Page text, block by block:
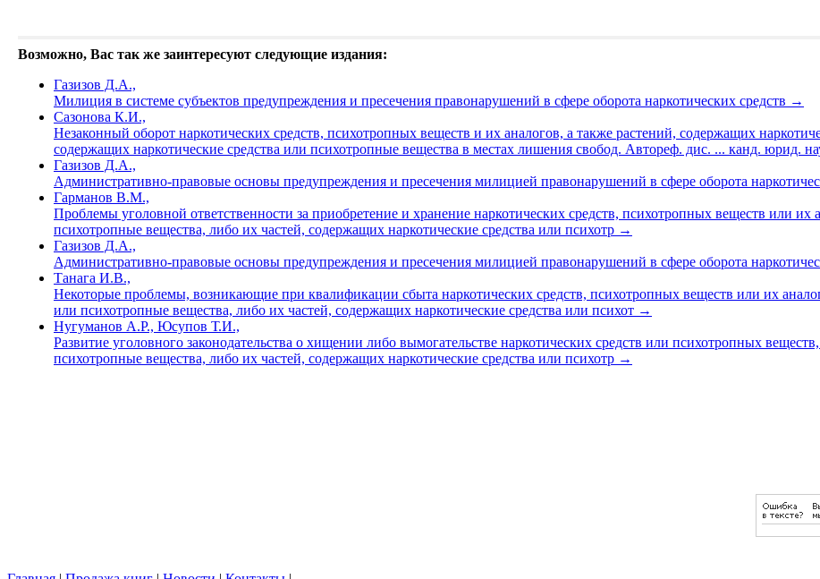
Возможно, Вас так же заинтересуют следующие издания:
Газизов Д.А.,
Милиция в системе субъектов предупреждения и пресечения правонарушений в сфере оборота наркотических средств →
Сазонова К.И.,
Незаконный оборот наркотических средств, психотропных веществ и их аналогов, а также растений, содержащих
содержащих наркотические средства или психотропные вещества в местах лишения свобод. Автореф. дис. ... канд. юрид.
Газизов Д.А.,
Административно-правовые основы предупреждения и пресечения милицией правонарушений в сфере оборота
Гарманов В.М.,
Проблемы уголовной ответственности за приобретение и хранение наркотических средств, психотропных веществ или их
психотропные вещества, либо их частей, содержащих наркотические средства или психотр →
Газизов Д.А.,
Административно-правовые основы предупреждения и пресечения милицией правонарушений в сфере оборота
Танага И.В.,
Некоторые проблемы, возникающие при квалификации сбыта наркотических средств, психотропных веществ или их
или психотропные вещества, либо их частей, содержащих наркотические средства или психот →
Нугуманов А.Р., Юсупов Т.И.,
Развитие уголовного законодательства о хищении либо вымогательстве наркотических средств или психотропных
психотропные вещества, либо их частей, содержащих наркотические средства или психотр →